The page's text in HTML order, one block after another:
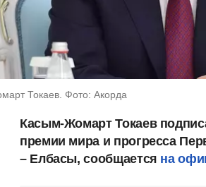
Токаев. Фото: Акорда
Касым-Жомарт Токаев
премии мира и прогресса
– Елбасы, сообщается на